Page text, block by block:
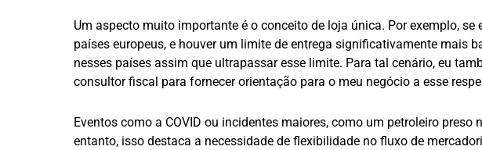
Um aspecto muito importante é o conceito de loja única. Por exemplo,
países europeus, e houver um limite de entrega significativamente mais
nesses países assim que ultrapassar esse limite. Para tal cenário, eu
consultor fiscal para fornecer orientação para o meu negócio a esse
Eventos como a COVID ou incidentes maiores, como um petroleiro preso
entanto, isso destaca a necessidade de flexibilidade no fluxo de